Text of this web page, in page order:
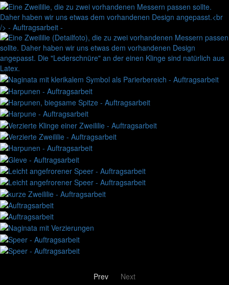
Prev Next